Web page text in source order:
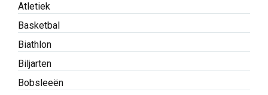
Atletiek
Basketbal
Biathlon
Biljarten
Bobsleeën